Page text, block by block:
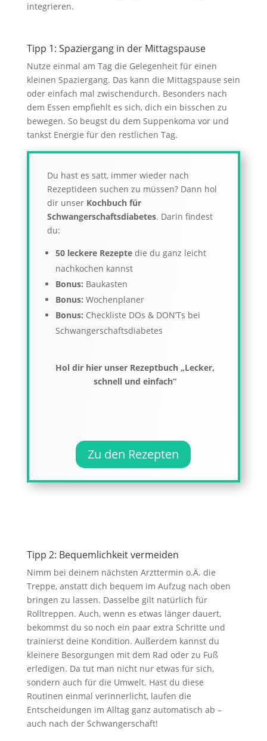
integrieren.
Tipp 1: Spaziergang in der Mittagspause
Nutze einmal am Tag die Gelegenheit für einen
kleinen Spaziergang. Das kann die Mittagspause sein
oder einfach mal zwischendurch. Besonders nach
dem Essen empfiehlt es sich, dich ein bisschen zu
bewegen. So beugst du dem Suppenkoma vor und
tankst Energie für den restlichen Tag.
Du hast es satt, immer wieder nach
Rezeptideen suchen zu müssen? Dann hol
dir unser Kochbuch für
Schwangerschaftsdiabetes. Darin findest
du:
50 leckere Rezeptedie du ganz leicht
nachkochen kannst
Bonus: Baukasten
Bonus: Wochenplaner
Bonus: Checkliste DOs & DON’Ts bei
Schwangerschaftsdiabetes
Hol dir hier unser Rezeptbuch „Lecker,
schnell und einfach“
Zu den Rezepten
Tipp 2: Bequemlichkeit vermeiden
Nimm bei deinem nächsten Arzttermin o.Ä. die
Treppe, anstatt dich bequem im Aufzug nach oben
bringen zu lassen. Dasselbe gilt natürlich für
Rolltreppen. Auch, wenn es etwas länger dauert,
bekommst du so noch ein paar extra Schritte und
trainierst deine Kondition. Außerdem kannst du
kleinere Besorgungen mit dem Rad oder zu Fuß
erledigen. Da tut man nicht nur etwas für sich,
sondern auch für die Umwelt. Hast du diese
Routinen einmal verinnerlicht, laufen die
Entscheidungen im Alltag ganz automatisch ab –
auch nach der Schwangerschaft!